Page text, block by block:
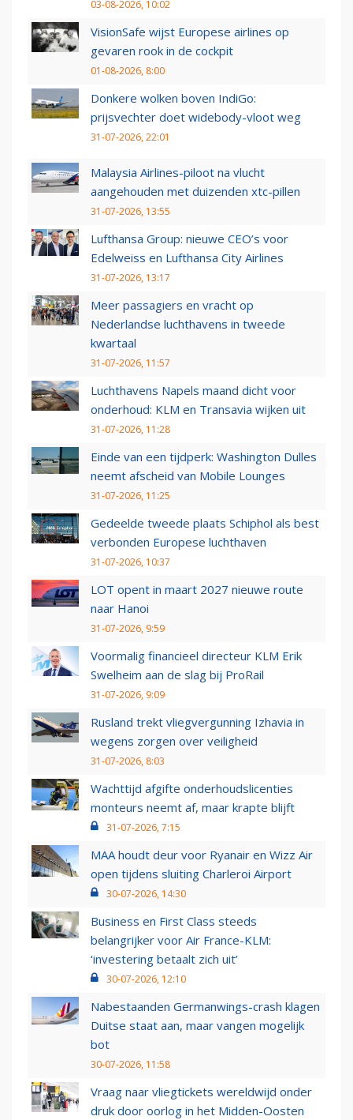
03-08-2026, 10:02
VisionSafe wijst Europese airlines op
gevaren rook in de cockpit
01-08-2026, 8:00
Donkere wolken boven IndiGo:
prijsvechter doet widebody-vloot weg
31-07-2026, 22:01
Malaysia Airlines-piloot na vlucht
aangehouden met duizenden xtc-pillen
31-07-2026, 13:55
Lufthansa Group: nieuwe CEO’s voor
Edelweiss en Lufthansa City Airlines
31-07-2026, 13:17
Meer passagiers en vracht op
Nederlandse luchthavens in tweede
kwartaal
31-07-2026, 11:57
Luchthavens Napels maand dicht voor
onderhoud: KLM en Transavia wijken uit
31-07-2026, 11:28
Einde van een tijdperk: Washington Dulles
neemt afscheid van Mobile Lounges
31-07-2026, 11:25
Gedeelde tweede plaats Schiphol als best
verbonden Europese luchthaven
31-07-2026, 10:37
LOT opent in maart 2027 nieuwe route
naar Hanoi
31-07-2026, 9:59
Voormalig financieel directeur KLM Erik
Swelheim aan de slag bij ProRail
31-07-2026, 9:09
Rusland trekt vliegvergunning Izhavia in
wegens zorgen over veiligheid
31-07-2026, 8:03
Wachttijd afgifte onderhoudslicenties
monteurs neemt af, maar krapte blijft
31-07-2026, 7:15
MAA houdt deur voor Ryanair en Wizz Air
open tijdens sluiting Charleroi Airport
30-07-2026, 14:30
Business en First Class steeds
belangrijker voor Air France-KLM:
‘investering betaalt zich uit’
30-07-2026, 12:10
Nabestaanden Germanwings-crash klagen
Duitse staat aan, maar vangen mogelijk
bot
30-07-2026, 11:58
Vraag naar vliegtickets wereldwijd onder
druk door oorlog in het Midden-Oosten